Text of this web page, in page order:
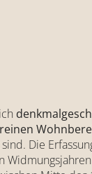
reinen
Die